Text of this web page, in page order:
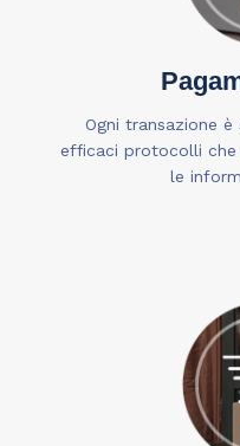
Ogni transazione
efficaci protocolli
le